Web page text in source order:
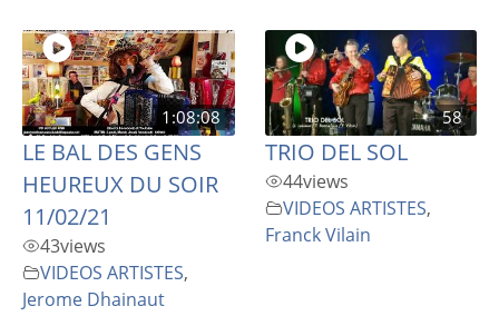
1:08:08
LE BAL DES GENS
HEUREUX DU SOIR
11/02/21
43views
VIDEOS ARTISTES,
Jerome Dhainaut
58
TRIO DEL SOL
44views
VIDEOS ARTISTES,
Franck Vilain